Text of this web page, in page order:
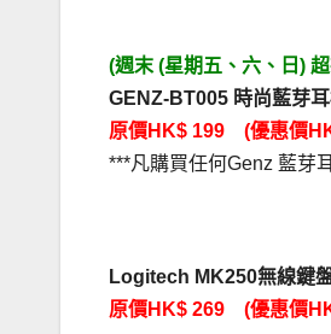
(週末 (星期五、六、日)
GENZ-BT005 時尚藍芽
原價HK$ 199 (優惠價
***凡購買任何Genz 藍芽
Logitech MK250無線鍵
原價HK$ 269 (優惠價